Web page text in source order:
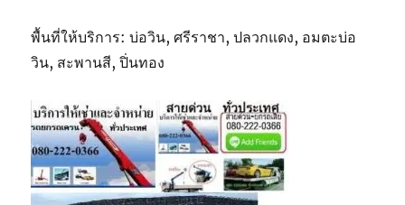
พื้นที่ให้บริการ: บ่อวิน, ศรีราชา, ปลวกแดง, อมตะบ่อ
วิน, สะพานสี, ปิ่นทอง